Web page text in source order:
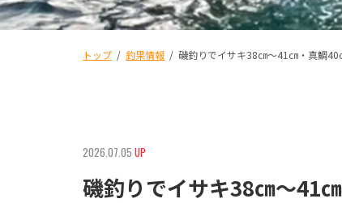
トップ / 釣果情報 / 磯釣りでイサキ38㎝〜41㎝・真鯛40
2026.07.05 UP
磯釣りでイサキ38㎝〜41